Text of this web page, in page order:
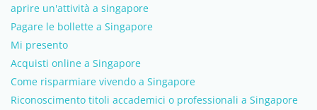
aprire un'attività a singapore
Pagare le bollette a Singapore
Mi presento
Acquisti online a Singapore
Come risparmiare vivendo a Singapore
Riconoscimento titoli accademici o professionali a Singapore